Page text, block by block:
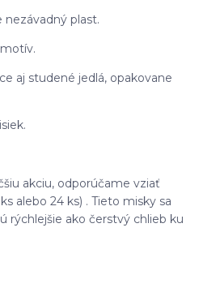
nezávadný plast.
aj studené jedlá, opakovane
akciu, odporúčame vziať
alebo 24 ks) . Tieto misky sa
rýchlejšie ako čerstvý chlieb ku